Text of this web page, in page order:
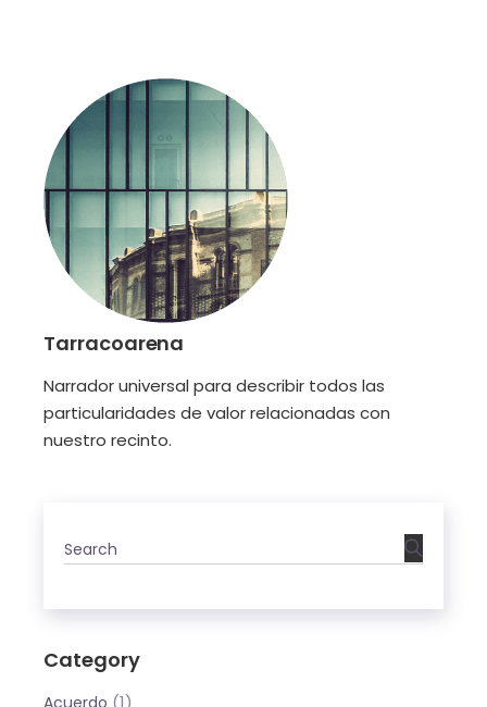
Tarracoarena
Narrador universal para describir todos las
particularidades de valor relacionadas con
nuestro recinto.
Category
Acuerdo (1)